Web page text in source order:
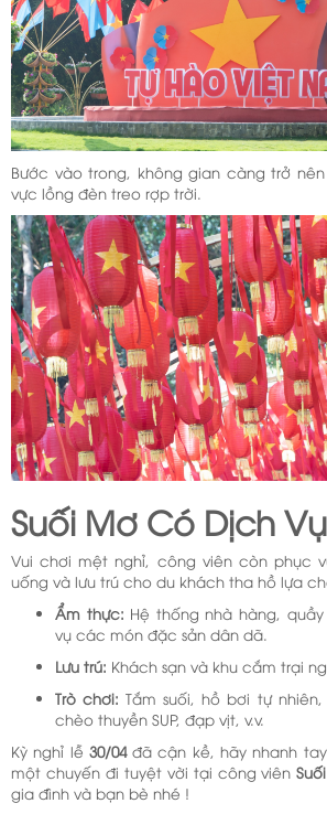
Bước vào trong, không gian càng trở
vực lồng đèn treo rợp trời.
Suối Mơ Có Dịch
Vui chơi mệt nghỉ, công viên còn phục
uống và lưu trú cho du khách tha hồ lựa
Ẩm thực: Hệ thống nhà hàng,
vụ các món đặc sản dân dã.
Lưu trú: Khách sạn và khu cắm trại
Trò chơi: Tắm suối, hồ bơi tự
chèo thuyền SUP, đạp vịt, v.v.
Kỳ nghỉ lễ 30/04đã cận kề, hãy nhanh
một chuyến đi tuyệt vời tại công viên
gia đình và bạn bè nhé !